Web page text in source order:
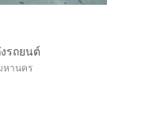
รถยนต์
หานคร